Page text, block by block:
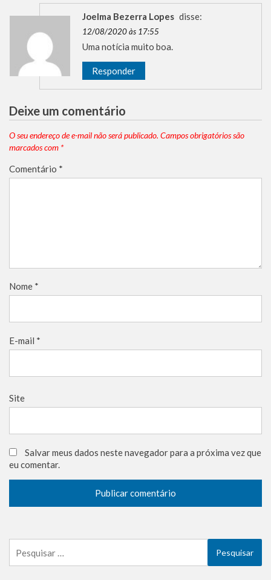
Joelma Bezerra Lopes disse:
12/08/2020 às 17:55
Uma notícia muito boa.
Responder
Deixe um comentário
O seu endereço de e-mail não será publicado. Campos obrigatórios são
marcados com *
Comentário *
Nome *
E-mail *
Site
Salvar meus dados neste navegador para a próxima vez que
eu comentar.
por: